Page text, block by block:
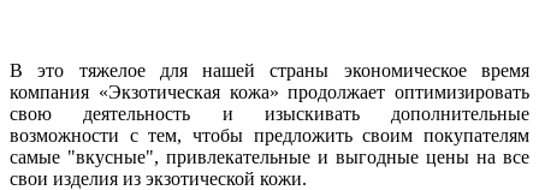
В это тяжелое для нашей страны экономическое время
компания «Экзотическая кожа» продолжает оптимизировать
свою деятельность и изыскивать дополнительные
возможности с тем, чтобы предложить своим покупателям
самые "вкусные", привлекательные и выгодные цены на все
свои изделия из экзотической кожи.